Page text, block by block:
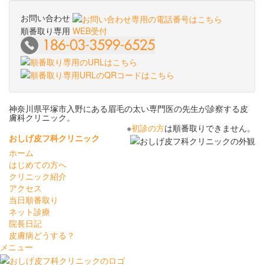
お問い合わせ
順番取り専用 WEB受付
神奈川県平塚市入野にある眉毛の太い専門医の先生が診察する皮
膚科クリニック。
※初診の方は順番取りできません。
おしげ皮フ科クリニック
ホーム
はじめての方へ
クリニック紹介
アクセス
当日順番取り
ネット診療
院長日記
皮膚病どうする？
メニュー